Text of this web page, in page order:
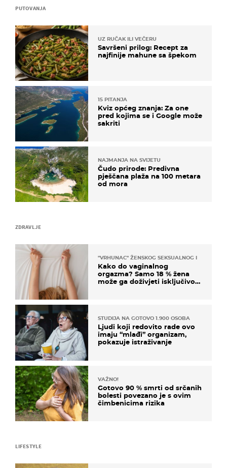
ZDRAVLJE
"VRHUNAC" ŽENSKOG SEKSUALNOG ISKUSTVA
Kako do vaginalnog
orgazma? Samo 18 % žena
može ga doživjeti isključivo
STUDIJA NA GOTOVO 1.900 OSOBA
Ljudi koji redovito rade ovo
imaju “mlađi” organizam,
pokazuje istraživanje
VAŽNO!
Gotovo 90 % smrti od srčanih
bolesti povezano je s ovim
čimbenicima rizika
PUTOVANJA
UZ RUČAK ILI VEČERU
Savršeni prilog: Recept za
najfinije mahune sa špekom
15 PITANJA
Kviz općeg znanja: Za one
pred kojima se i Google može
sakriti
NAJMANJA NA SVIJETU
Čudo prirode: Predivna
pješčana plaža na 100 metara
od mora
LIFESTYLE